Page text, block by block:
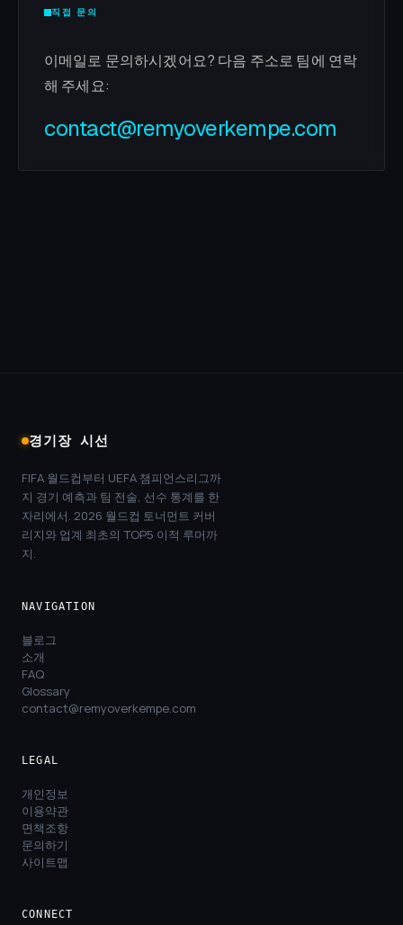
직접 문의
이메일로 문의하시겠어요? 다음 주소로 팀에 연락
해 주세요:
contact@remyoverkempe.com
경기장 시선
FIFA 월드컵부터 UEFA 챔피언스리그까
지 경기 예측과 팀 전술, 선수 통계를 한
자리에서. 2026 월드컵 토너먼트 커버
리지와 업계 최초의 TOP5 이적 루머까
지.
NAVIGATION
블로그
소개
FAQ
Glossary
contact@remyoverkempe.com
LEGAL
개인정보
이용약관
면책조항
문의하기
사이트맵
CONNECT